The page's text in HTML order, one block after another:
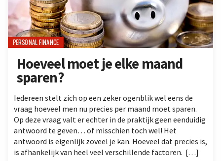
PERSONAL FINANCE
Hoeveel moet je elke maand
sparen?
Iedereen stelt zich op een zeker ogenblik wel eens de
vraag hoeveel men nu precies per maand moet sparen.
Op deze vraag valt er echter in de praktijk geen eenduidig
antwoord te geven… of misschien toch wel! Het
antwoord is eigenlijk zoveel je kan. Hoeveel dat precies is,
is afhankelijk van heel veel verschillende factoren. […]